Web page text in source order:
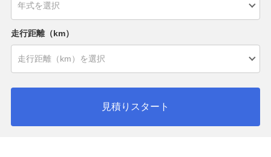
走行距離（km）
見積りスタート